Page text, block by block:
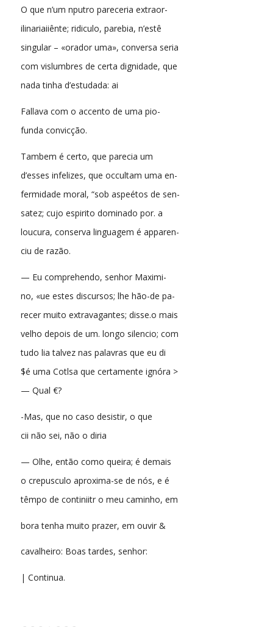
O que n’um nputro pareceria extraor-
ilinariaiiênte; ridiculo, parebia, n’estê
singular – «orador uma», conversa seria
com vislumbres de certa dignidade, que
nada tinha d’estudada: ai
Fallava com o accento de uma pio-
funda convicção.
Tambem é certo, que parecia um
d’esses infelizes, que occultam uma en-
fermidade moral, “sob aspeétos de sen-
satez; cujo espirito dominado por. a
loucura, conserva linguagem é apparen-
ciu de razão.
— Eu comprehendo, senhor Maximi-
no, «ue estes discursos; lhe hão-de pa-
recer muito extravagantes; disse.o mais
velho depois de um. longo silencio; com
tudo lia talvez nas palavras que eu di
$é uma Cotlsa que certamente ignóra >
— Qual €?
-Mas, que no caso desistir, o que
cii não sei, não o diria
— Olhe, então como queira; é demais
o crepusculo aproxima-se de nós, e é
têmpo de continiitr o meu caminho, em
bora tenha muito prazer, em ouvir &
cavalheiro: Boas tardes, senhor:
| Continua.